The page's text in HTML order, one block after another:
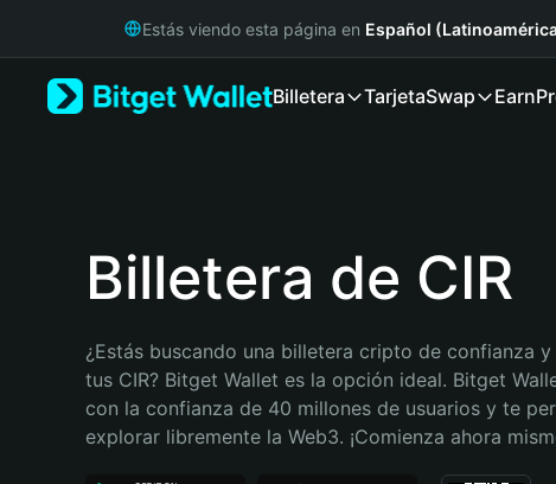
Русский
Bahasa Indonesia
Estás viendo esta página en Español
Billetera TarjetaSwap Earn
Billetera de CIR
¿Estás buscando una billetera cripto de confianza y
tus CIR? Bitget Wallet es la opción ideal. Bitget
con la confianza de 40 millones de usuarios y te
explorar libremente la Web3. ¡Comienza ahora